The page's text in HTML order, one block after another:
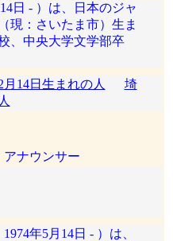
日 - ）は、日本のジャ
現：さいたま市）生ま
、中央大学文学部卒
月14日生まれの人
埼
ナウンサー
年5月14日 - ）は、